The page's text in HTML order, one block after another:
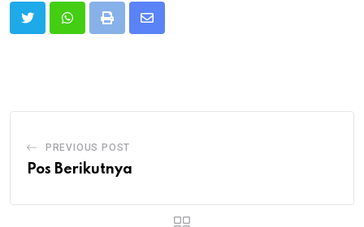
Print
Share
PREVIOUS POST
Pos Berikutnya